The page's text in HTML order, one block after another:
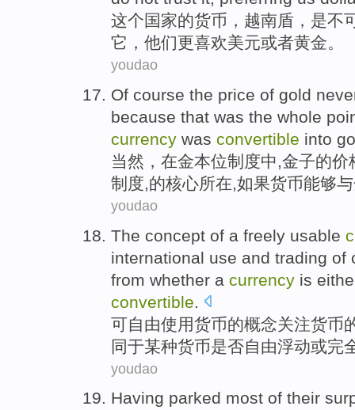
这个国家的货币 ， 越南盾， 是不
它 ， 他们更喜欢美元或者黄金。
youdao
Of course the price of gold
because that was the whole
currency was convertible into
当然 ， 在金本位制度中,金子的价
制度,的核心所在,如果货币能够
youdao
The concept of a freely usable
international use and trading of
from whether a currency is
convertible
可自由使用货币的概念关注货币
同于某种货币是否自由浮动或完
youdao
Having parked most of their